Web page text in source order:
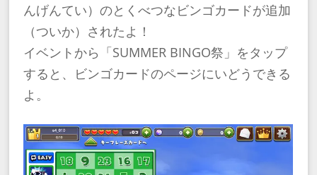
んげんてい）のとくべつなビンゴカードが追加
（ついか）されたよ！
イベントから「SUMMER BINGO祭」をタップ
すると、ビンゴカードのページにいどうできる
よ。